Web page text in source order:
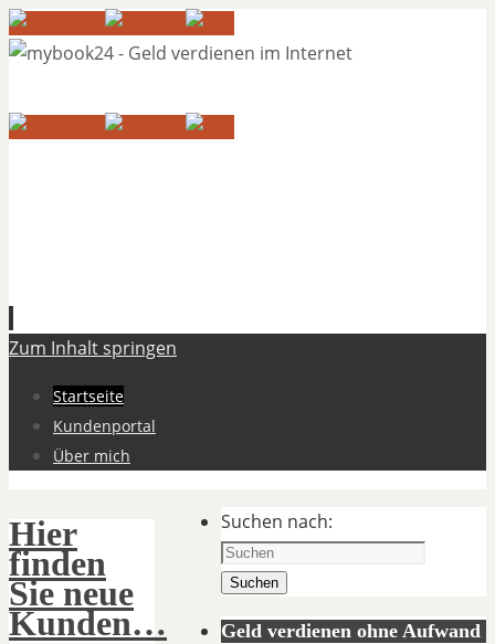
Zum Inhalt springen
Startseite
Kundenportal
Über mich
Hier
finden
Sie neue
Kunden…
Suchen nach:
Suchen
Geld verdienen ohne Aufwand